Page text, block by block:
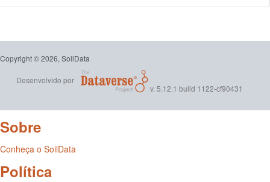
Copyright © 2026, SoilData
Desenvolvido por
v. 5.12.1 build 1122-cf90431
Sobre
Conheça o SoilData
Política